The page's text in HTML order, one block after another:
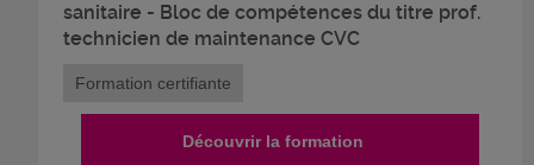
sanitaire - Bloc de compétences du titre prof.
technicien de maintenance CVC
Formation certifiante
Découvrir la formation